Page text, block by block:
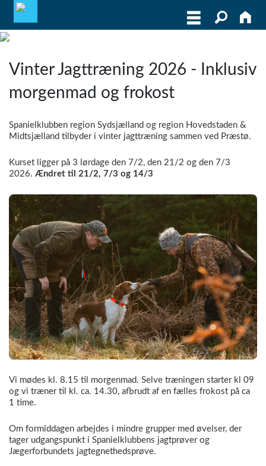
MEDLEMSLOGIN
BLIV MEDLEM
WEBSHOP
Vinter Jagttræning 2026 - Inklusiv
morgenmad og frokost
Spanielklubben region Sydsjælland og region Hovedstaden &
Midtsjælland tilbyder i vinter jagttræning sammen ved Præstø.
Kurset ligger på 3 lørdage den 7/2, den 21/2 og den 7/3
2026. Ændret til 21/2, 7/3 og 14/3
Vi mødes kl. 8.15 til morgenmad. Selve træningen starter kl 09
og vi træner til kl. ca. 14.30, afbrudt af en fælles frokost på ca
1 time.
Om formiddagen arbejdes i mindre grupper med øvelser, der
tager udgangspunkt i Spanielklubbens jagtprøver og
Jægerforbundets jagtegnethedsprøve.